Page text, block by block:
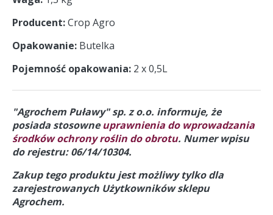
Producent Crop Agro
Opakowanie Butelka
Pojemność opakowania 2 x 0,5L
"Agrochem Puławy" sp. z o.o. informuje, że
posiada stosowneuprawnienia do wprowadzania
środków ochrony roślin do obrotu. Numer wpisu
do rejestru: 06/14/10304.
Zakup tego produktu jest możliwy tylko dla
zarejestrowanych Użytkowników sklepu
Agrochem.